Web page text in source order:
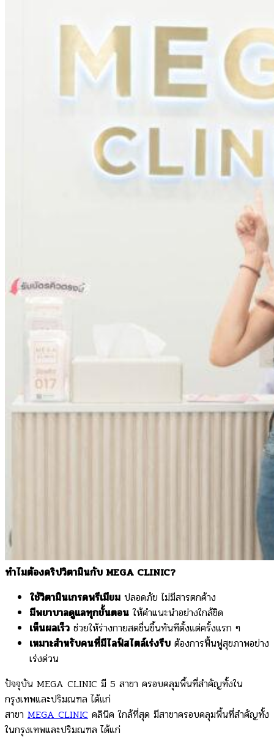
ทำไมต้องดริปวิตามินกับ MEGA CLINIC?
ใช้วิตามินเกรดพรีเมียม ปลอดภัย ไม่มีสารตกค้าง
มีพยาบาลดูแลทุกขั้นตอน ให้คำแนะนำอย่างใกล้ชิด
เห็นผลเร็ว ช่วยให้ร่างกายสดชื่นขึ้นทันทีตั้งแต่ครั้งแรก ๆ
เหมาะสำหรับคนที่มีไลฟ์สไตล์เร่งรีบ ต้องการฟื้นฟูสุขภาพอย่าง
เร่งด่วน
ปัจจุบัน MEGA CLINIC มี 5 สาขา ครอบคลุมพื้นที่สำคัญทั้งใน
กรุงเทพและปริมณฑล ได้แก่
สาขา MEGA CLINIC คลินิค ใกล้ที่สุด มีสาขาครอบคลุมพื้นที่สำคัญทั้ง
ในกรุงเทพและปริมณฑล ได้แก่